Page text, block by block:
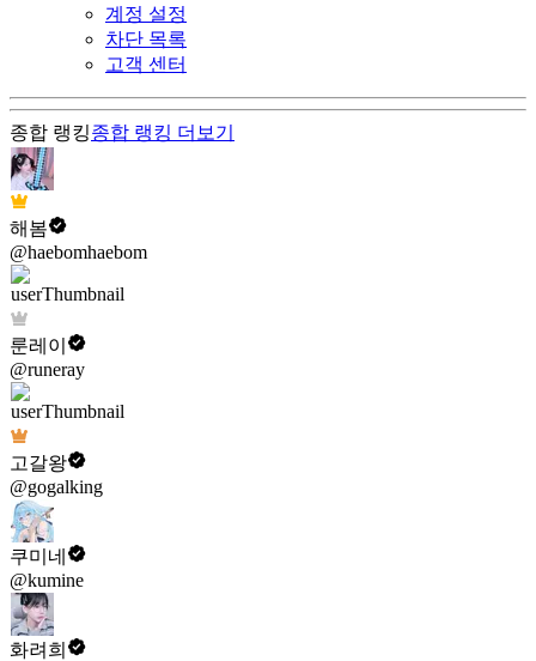
계정 설정
차단 목록
고객 센터
종합 랭킹종합 랭킹 더보기
해봄
@haebomhaebom
룬레이
@runeray
고갈왕
@gogalking
쿠미네
@kumine
화려희